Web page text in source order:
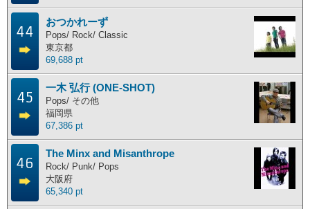
海外
ポイント獲得履歴
44
おつかれーず
Pops/ Rock/ Classic
東京都
69,688 pt
45
一木 弘行 (ONE-SHOT)
Pops/ その他
福岡県
67,386 pt
46
The Minx and Misanthrope
Rock/ Punk/ Pops
大阪府
65,340 pt